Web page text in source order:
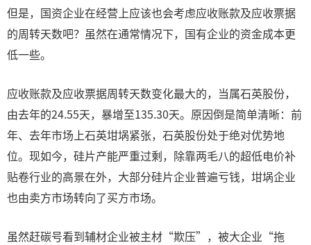
但是，国资企业在经营上应该也会考虑应收账款及应收票据
的周转天数吧？虽然在通常情况下，国有企业的资金成本更
低一些。
应收账款及应收票据周转天数变化最大的，当属石英股份，
由去年的24.55天，暴增至135.30天。原因倒是简单清晰：前
年、去年市场上石英坩埚紧张，石英股份处于绝对优势地
位。现如今，硅片产能严重过剩，除靠两毛八的超低电价补
贴卷行业的高景在外，大部分硅片企业普遍亏钱，坩埚企业
也由卖方市场转向了买方市场。
虽然赶碳号看到辅材企业被主材“欺压”，被大企业“拖